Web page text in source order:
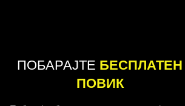
ПОБАРАЈТЕ БЕСПЛАТЕН
ПОВИК